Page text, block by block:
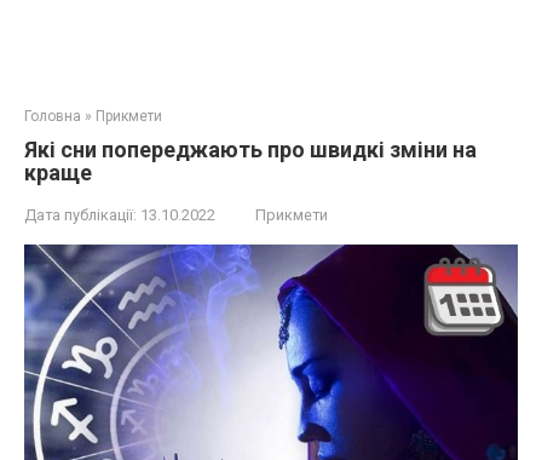
Головна » Прикмети
Які сни попереджають про швидкі зміни на
краще
Дата публікації: 13.10.2022 Прикмети